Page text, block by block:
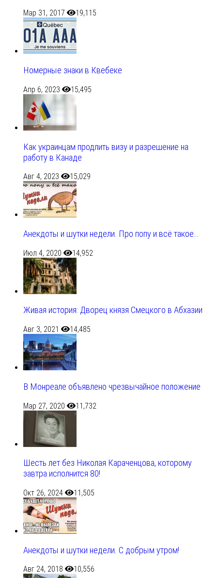
Мар 31, 2017 19,115
Номерные знаки в Квебеке
Апр 6, 2023 15,495
Как украинцам продлить визу и разрешение на
работу в Канаде
Авг 4, 2023 15,029
Анекдоты и шутки недели. Про попу и всё такое…
Июл 4, 2020 14,952
Живая история: Дворец князя Смецкого в Абхазии
Авг 3, 2021 14,485
В Монреале объявлено чрезвычайное положение
Мар 27, 2020 11,732
Шесть лет без Николая Караченцова, которому
завтра исполнится 80!
Окт 26, 2024 11,505
Анекдоты и шутки недели. С добрым утром!
Авг 24, 2018 10,556